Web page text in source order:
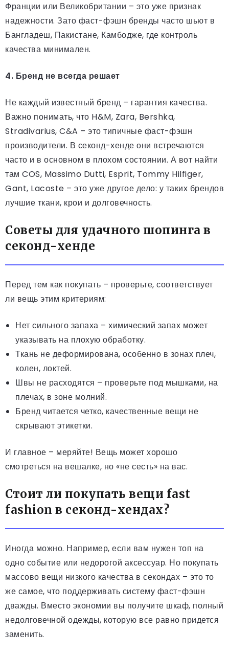
Франции или Великобритании – это уже признак
надежности. Зато фаст-фэшн бренды часто шьют в
Бангладеш, Пакистане, Камбодже, где контроль
качества минимален.
4. Бренд не всегда решает
Не каждый известный бренд – гарантия качества.
Важно понимать, что H&M, Zara, Bershka,
Stradivarius, C&A – это типичные фаст-фэшн
производители. В секонд-хенде они встречаются
часто и в основном в плохом состоянии. А вот найти
там COS, Massimo Dutti, Esprit, Tommy Hilfiger,
Gant, Lacoste – это уже другое дело: у таких брендов
лучшие ткани, крои и долговечность.
Советы для удачного шопинга в
секонд-хенде
Перед тем как покупать – проверьте, соответствует
ли вещь этим критериям:
Нет сильного запаха – химический запах может
указывать на плохую обработку.
Ткань не деформирована, особенно в зонах плеч,
колен, локтей.
Швы не расходятся – проверьте под мышками, на
плечах, в зоне молний.
Бренд читается четко, качественные вещи не
скрывают этикетки.
И главное – меряйте! Вещь может хорошо
смотреться на вешалке, но «не сесть» на вас.
Стоит ли покупать вещи fast
fashion в секонд-хендах?
Иногда можно. Например, если вам нужен топ на
одно событие или недорогой аксессуар. Но покупать
массово вещи низкого качества в секондах – это то
же самое, что поддерживать систему фаст-фэшн
дважды. Вместо экономии вы получите шкаф, полный
недолговечной одежды, которую все равно придется
заменить.